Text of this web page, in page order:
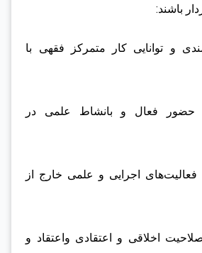
باشند:
و توانایی کار متمرکز فقهی با
فعال و بانشاط علمی در
اجرایی و علمی خارج از
اخلاقی و اعتقادی واعتقاد و